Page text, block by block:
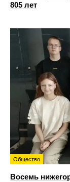
805 лет
Общество
Восемь